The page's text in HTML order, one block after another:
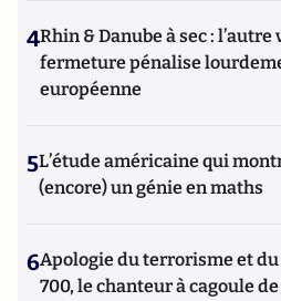
4Rhin & Danube à sec : l’autre
fermeture pénalise
européenne
5L’étude américaine qui
(encore) un génie en maths
6Apologie du terrorisme et
700, le chanteur à cagoule de